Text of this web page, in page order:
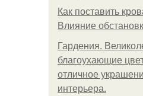
Как поставить
Влияние
Гардения.
благоухающие
отличное
интерьера.